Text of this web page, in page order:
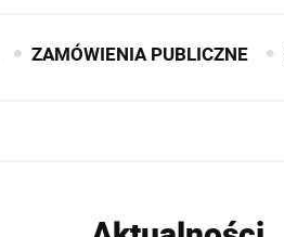
ZAMÓWIENIA PUBLICZNE